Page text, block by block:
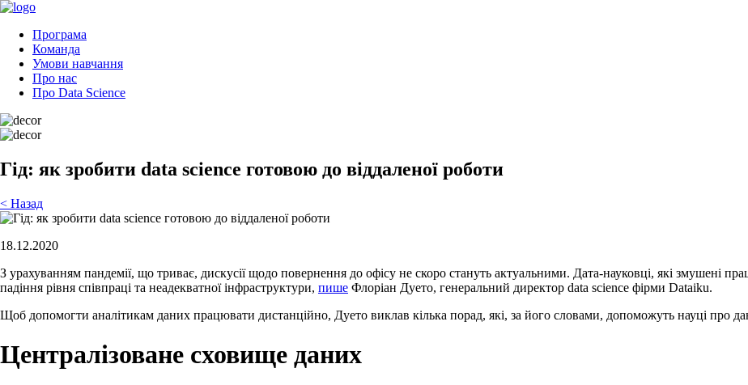
Програма
Команда
Умови навчання
Про нас
Про Data Science
Гід: як зробити data science готовою до віддаленої роботи
< Назад
18.12.2020
З урахуванням пандемії, що триває, дискусії щодо повернення до офісу не скоро стануть актуальними. Дата-науковці, які змушені
падіння рівня співпраці та неадекватної інфраструктури, пише Флоріан Дуето, генеральний директор data science фірми Dataiku.
Щоб допомогти аналітикам даних працювати дистанційно, Дуето виклав кілька порад, які, за його словами, допоможуть науці про
Централізоване сховище даних